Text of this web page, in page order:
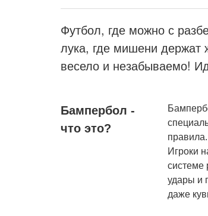
Футбол, где можно с
лука, где мишени держат
весело и незабываемо!
Бампербол -
что это?
правила.
Игроки
системе
удары и
даже